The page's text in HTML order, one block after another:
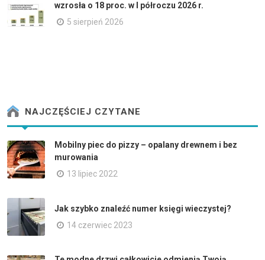
wzrosła o 18 proc. w I półroczu 2026 r.
5 sierpień 2026
NAJCZĘŚCIEJ CZYTANE
Mobilny piec do pizzy – opalany drewnem i bez
murowania
13 lipiec 2022
Jak szybko znaleźć numer księgi wieczystej?
14 czerwiec 2023